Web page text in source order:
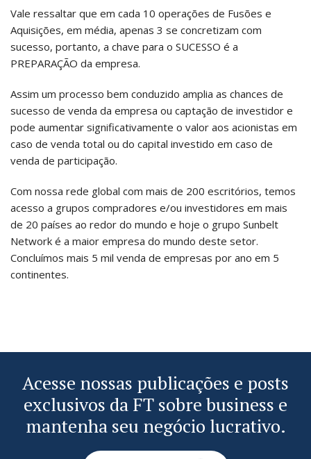
Vale ressaltar que em cada 10 operações de Fusões e
Aquisições, em média, apenas 3 se concretizam com
sucesso, portanto, a chave para o SUCESSO é a
PREPARAÇÃO da empresa.
Assim um processo bem conduzido amplia as chances de
sucesso de venda da empresa ou captação de investidor e
pode aumentar significativamente o valor aos acionistas em
caso de venda total ou do capital investido em caso de
venda de participação.
Com nossa rede global com mais de 200 escritórios, temos
acesso a grupos compradores e/ou investidores em mais
de 20 países ao redor do mundo e hoje o grupo Sunbelt
Network é a maior empresa do mundo deste setor.
Concluímos mais 5 mil venda de empresas por ano em 5
continentes.
Acesse nossas publicações e posts
exclusivos da FT sobre business e
mantenha seu negócio lucrativo.